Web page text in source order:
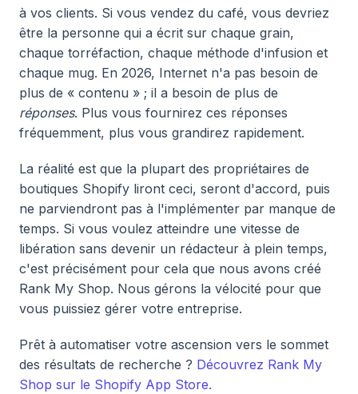
à vos clients. Si vous vendez du café, vous devriez
être la personne qui a écrit sur chaque grain,
chaque torréfaction, chaque méthode d'infusion et
chaque mug. En 2026, Internet n'a pas besoin de
plus de « contenu » ; il a besoin de plus de
réponses. Plus vous fournirez ces réponses
fréquemment, plus vous grandirez rapidement.
La réalité est que la plupart des propriétaires de
boutiques Shopify liront ceci, seront d'accord, puis
ne parviendront pas à l'implémenter par manque de
temps. Si vous voulez atteindre une vitesse de
libération sans devenir un rédacteur à plein temps,
c'est précisément pour cela que nous avons créé
Rank My Shop. Nous gérons la vélocité pour que
vous puissiez gérer votre entreprise.
Prêt à automatiser votre ascension vers le sommet
des résultats de recherche ? Découvrez Rank My
Shop sur le Shopify App Store.